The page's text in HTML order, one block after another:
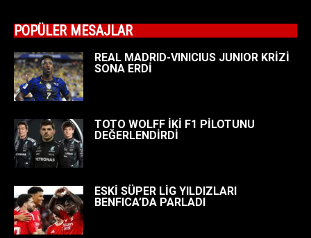
POPÜLER MESAJLAR
REAL MADRID-VINICIUS JUNIOR KRİZİ
SONA ERDİ
TOTO WOLFF İKİ F1 PİLOTUNU
DEĞERLENDİRDİ
ESKİ SÜPER LİG YILDIZLARI
BENFICA’DA PARLADI